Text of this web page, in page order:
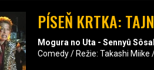
PÍSEŇ KRTKA:
Mogura no Uta - Sennyû
Comedy / Režie: Takashi